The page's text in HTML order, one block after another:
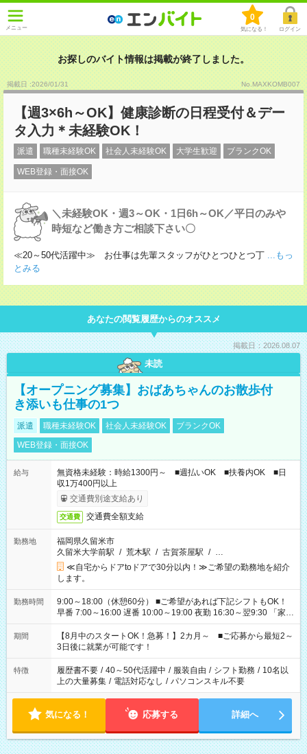
メニュー
0
気になる！ ログイン
お探しのバイト情報は掲載が終了しました。
掲載日 :2026/01/31 No.MAXKOMB007
【週3×6h～OK】健康診断の日程受付＆デー
タ入力＊未経験OK！
派遣 職種未経験OK 社会人未経験OK 大学生歓迎 ブランクOK
WEB登録・面接OK
＼未経験OK・週3～OK・1日6h～OK／平日のみや
時短など働き方ご相談下さい〇
≪20～50代活躍中≫ お仕事は先輩スタッフがひとつひとつ丁 ...もっ
とみる
あなたの閲覧履歴からのオススメ
掲載日：2026.08.07
未読
【オープニング募集】おばあちゃんのお散歩付
き添いも仕事の1つ
派遣 職種未経験OK 社会人未経験OK
ブランクOK
WEB登録・面接OK
給与
無資格未経験：時給1300円～ ■週払いOK ■扶養内OK ■日
収1万400円以上
交通費別途支給あり
交通費 交通費全額支給
勤務地
福岡県久留米市
久留米大学前駅 / 荒木駅 / 古賀茶屋駅 / …
≪自宅からドアtoドアで30分以内！≫ご希望の勤務地を紹介
します。
勤務時間
9:00～18:00（休憩60分） ■ご希望があれば下記シフトもOK！
早番 7:00～16:00 遅番 10:00～19:00 夜勤 16:30～翌9:30 「家族
と休みを合わせたい」 「余裕を持って夕飯の準備がしたい」
「できれば残業はしたくない」 など、ご希望を教えてください
ね。 ※Wワーク希望の方へ 今ご覧のお仕事で希望する勤務時間
と、もう1つのお仕事の勤務時間。 合計で週40時間を超える場
合は応募できません。
期間
【8月中のスタートOK！急募！】2カ月～ ■ご応募から最短2～
3日後に就業が可能です！
特徴 履歴書不要 / 40～50代活躍中 / 服装自由 / シフト勤務 / 10名以
上の大量募集 / 電話対応なし / パソコンスキル不要
気になる！ 応募する 詳細へ